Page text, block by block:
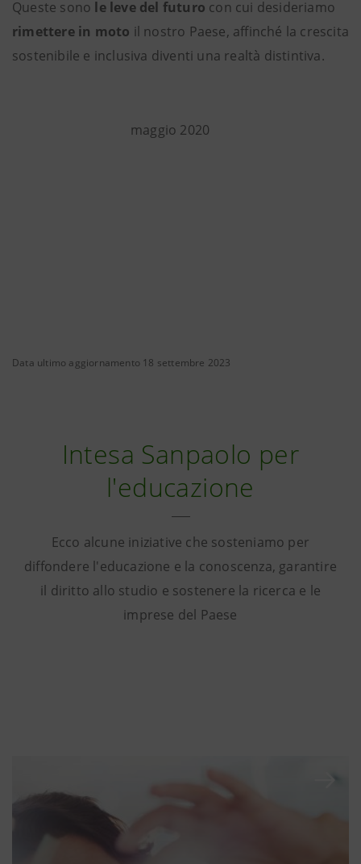
Queste sono le leve del futuro con cui desideriamo
rimettere in moto il nostro Paese, affinché la crescita
sostenibile e inclusiva diventi una realtà distintiva.
maggio 2020
Data ultimo aggiornamento 18 settembre 2023
Intesa Sanpaolo per
l'educazione
Ecco alcune iniziative che sosteniamo per
diffondere l'educazione e la conoscenza, garantire
il diritto allo studio e sostenere la ricerca e le
imprese del Paese